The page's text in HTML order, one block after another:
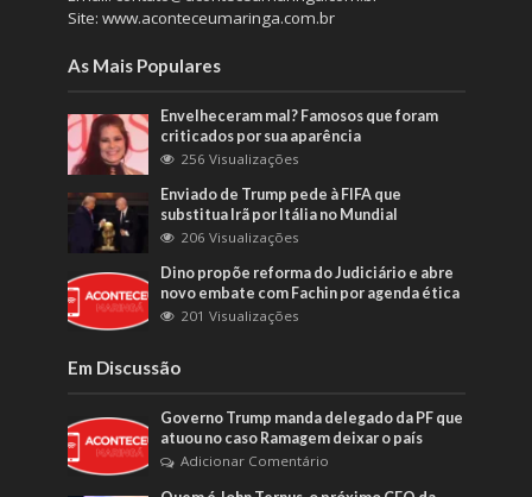
Site: www.aconteceumaringa.com.br
As Mais Populares
Envelheceram mal? Famosos que foram
criticados por sua aparência
256 Visualizações
Enviado de Trump pede à FIFA que
substitua Irã por Itália no Mundial
206 Visualizações
Dino propõe reforma do Judiciário e abre
novo embate com Fachin por agenda ética
201 Visualizações
Em Discussão
Governo Trump manda delegado da PF que
atuou no caso Ramagem deixar o país
Adicionar Comentário